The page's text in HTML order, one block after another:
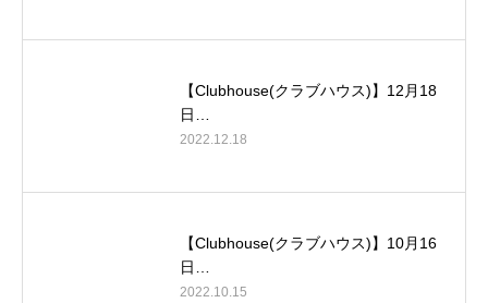
【Clubhouse(クラブハウス)】12月18
日…
2022.12.18
【Clubhouse(クラブハウス)】10月16
日…
2022.10.15